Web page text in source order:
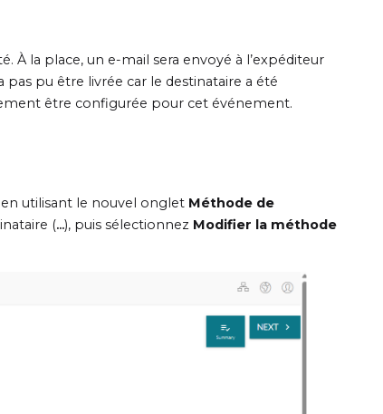
À la place, un e-mail sera envoyé à l’expéditeur
pas pu être livrée car le destinataire a été
être configurée pour cet événement.
utilisant le nouvel onglet Méthode de
(...), puis sélectionnez Modifier la méthode